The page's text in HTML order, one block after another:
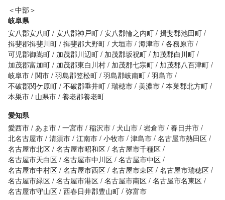
＜中部＞
岐阜県
安八郡安八町 安八郡神戸町 安八郡輪之内町 揖斐郡池田町
揖斐郡揖斐川町 揖斐郡大野町 大垣市 海津市 各務原市
可児郡御嵩町
加茂郡川辺町 加茂郡坂祝町
加茂郡白川町
加茂郡富加町
加茂郡東白川村 加茂郡七宗町
加茂郡八百津町
岐阜市 関市 羽島郡笠松町 羽島郡岐南町 羽島市
不破郡関ケ原町 不破郡垂井町 瑞穂市 美濃市 本巣郡北方町
本巣市
山県市 養老郡養老町
愛知県
愛西市 あま市 一宮市 稲沢市 犬山市 岩倉市 春日井市
北名古屋市 清須市 江南市 小牧市 津島市 名古屋市熱田区
名古屋市北区 名古屋市昭和区 名古屋市千種区
名古屋市天白区 名古屋市中川区 名古屋市中区
名古屋市中村区 名古屋市西区 名古屋市東区 名古屋市瑞穂区
名古屋市緑区 名古屋市港区 名古屋市南区 名古屋市名東区
名古屋市守山区 西春日井郡豊山町 弥富市